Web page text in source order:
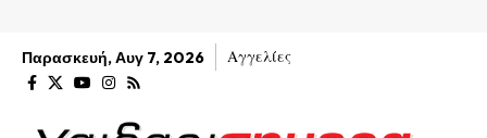
Παρασκευή, Αυγ 7, 2026 Αγγελίες